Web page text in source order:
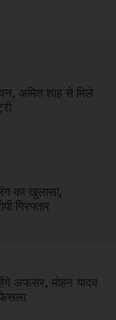
अमित शाह से मिले
का खुलासा,
गिरफ्तार
अफसर, मोहन यादव